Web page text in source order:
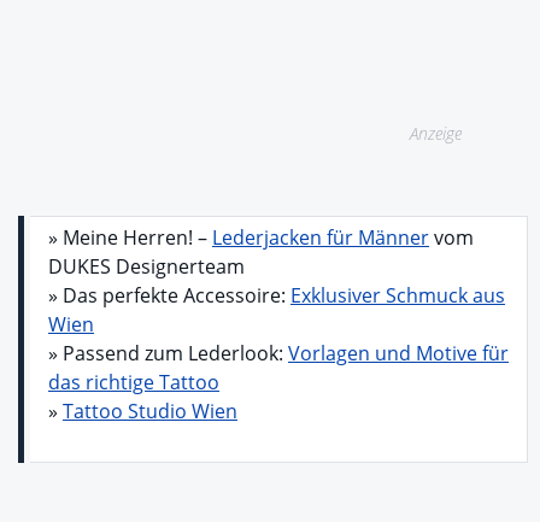
Anzeige
» Meine Herren! – Lederjacken für Männervom
DUKES Designerteam
» Das perfekte Accessoire: Exklusiver Schmuck aus
Wien
» Passend zum Lederlook: Vorlagen und Motive für
das richtige Tattoo
» Tattoo Studio Wien